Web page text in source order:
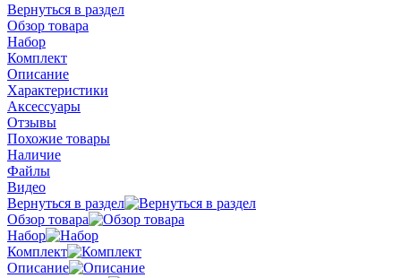
Вернуться в раздел
Обзор товара
Набор
Комплект
Описание
Характеристики
Аксессуары
Отзывы
Похожие товары
Наличие
Файлы
Видео
Вернуться в раздел
Обзор товара
Набор
Комплект
Описание